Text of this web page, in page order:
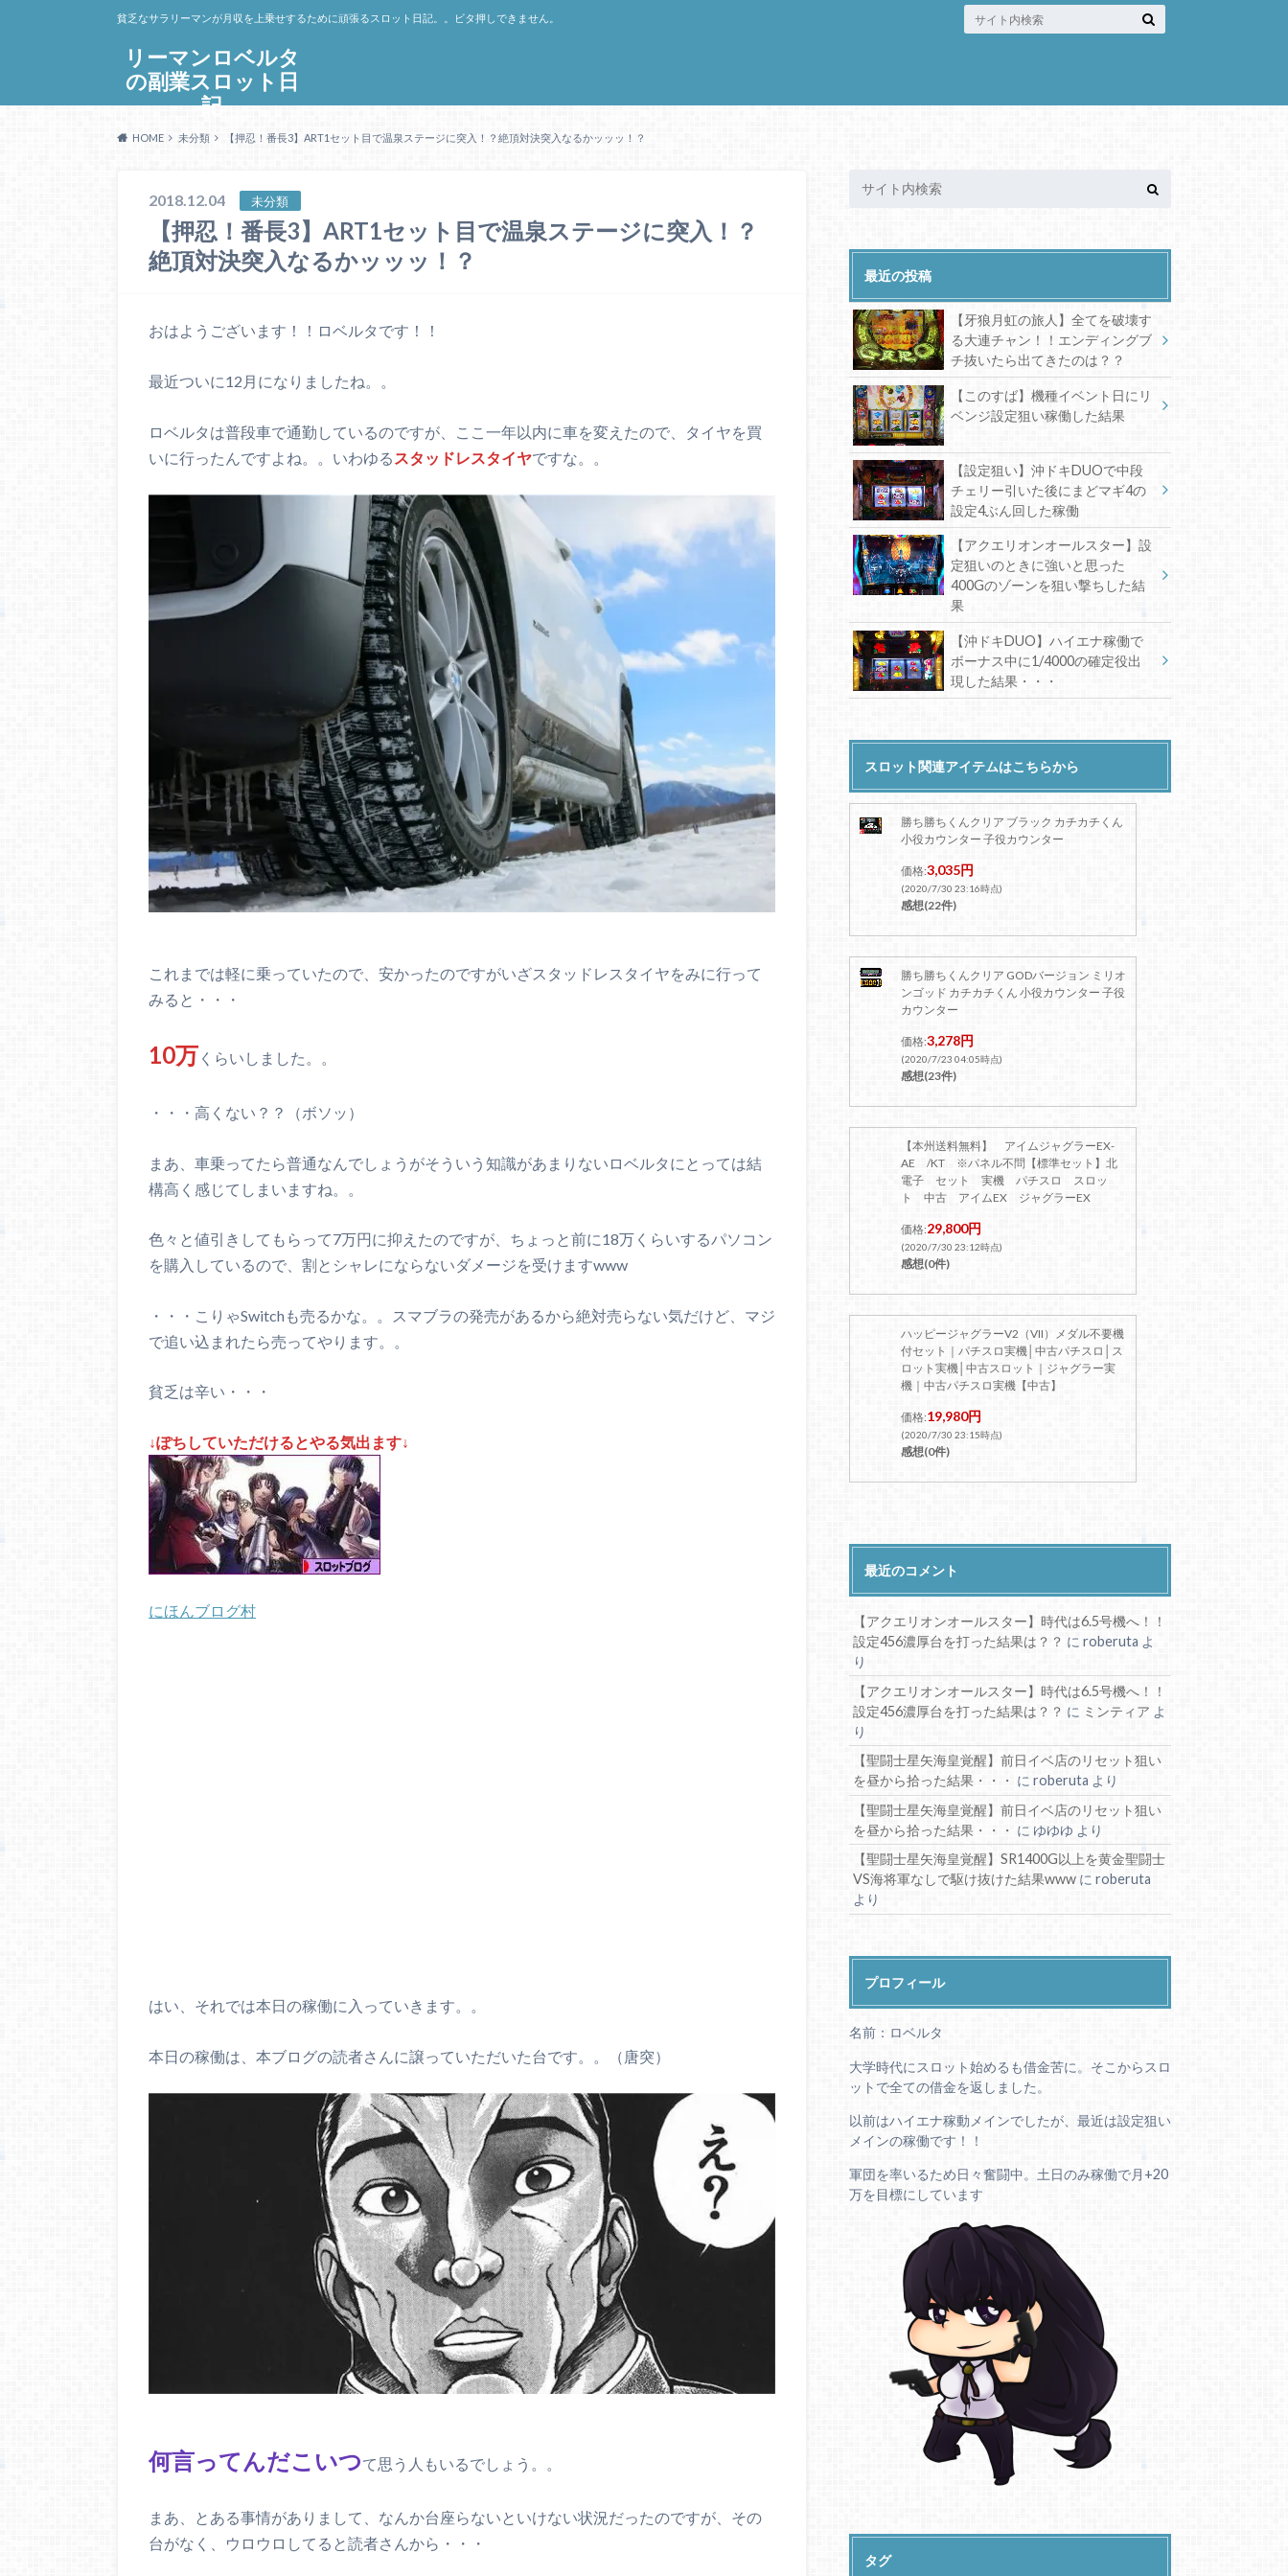
リーマンロベルタ
の副業スロット日
記
貧乏なサラリーマンが月収を上乗せするために頑張るスロット日記。。ビタ押しできません。
HOME 未分類 【押忍！番長3】ART1セット目で温泉ステージに突入！？絶頂対決突入なるかッッッ！？
2018.12.04 未分類
【押忍！番長3】ART1セット目で温泉ステージに突入！？
絶頂対決突入なるかッッッ！？
おはようございます！！ロベルタです！！
最近ついに12月になりましたね。。
ロベルタは普段車で通勤しているのですが、ここ一年以内に車を変えたので、タイヤを買
いに行ったんですよね。。いわゆる スタッドレスタイヤですな。。
これまでは軽に乗っていたので、安かったのですがいざスタッドレスタイヤをみに行って
みると・・・
10万 くらいしました。。
・・・高くない？？（ボソッ）
まあ、車乗ってたら普通なんでしょうがそういう知識があまりないロベルタにとっては結
構高く感じてしまいますね。。
色々と値引きしてもらって7万円に抑えたのですが、ちょっと前に18万くらいするパソコン
を購入しているので、割とシャレにならないダメージを受けますwww
・・・こりゃSwitchも売るかな。。スマブラの発売があるから絶対売らない気だけど、マジ
で追い込まれたら売ってやります。。
貧乏は辛い・・・
↓ぽちしていただけるとやる気出ます↓
にほんブログ村
はい、それでは本日の稼働に入っていきます。。
本日の稼働は、本ブログの読者さんに譲っていただいた台です。。（唐突）
何言ってんだこいつて思う人もいるでしょう。。
まあ、とある事情がありまして、なんか台座らないといけない状況だったのですが、その
台がなく、ウロウロしてると読者さんから・・・
最近の投稿
【牙狼月虹の旅人】全てを破壊す
る大連チャン！！エンディングブ
チ抜いたら出てきたのは？？
【このすば】機種イベント日にリ
ベンジ設定狙い稼働した結果
【設定狙い】沖ドキDUOで中段
チェリー引いた後にまどマギ4の
設定4ぶん回した稼働
【アクエリオンオールスター】設
定狙いのときに強いと思った
400Gのゾーンを狙い撃ちした結
果
【沖ドキDUO】ハイエナ稼働で
ボーナス中に1/4000の確定役出
現した結果・・・
スロット関連アイテムはこちらから
勝ち勝ちくんクリア ブラック カチカチくん
小役カウンター 子役カウンター
価格:3,035円
(2020/7/30 23:16時点)
感想(22件)
勝ち勝ちくんクリア GODバージョン ミリオ
ンゴッド カチカチくん 小役カウンター 子役
カウンター
価格:3,278円
(2020/7/23 04:05時点)
感想(23件)
【本州送料無料】 アイムジャグラーEX-
AE /KT ※パネル不問【標準セット】北
電子 セット 実機 パチスロ スロッ
ト 中古 アイムEX ジャグラーEX
価格:29,800円
(2020/7/30 23:12時点)
感想(0件)
ハッピージャグラーV2（VII）メダル不要機
付セット｜パチスロ実機│中古パチスロ│ス
ロット実機│中古スロット｜ジャグラー実
機｜中古パチスロ実機【中古】
価格:19,980円
(2020/7/30 23:15時点)
感想(0件)
最近のコメント
【アクエリオンオールスター】時代は6.5号機へ！！
設定456濃厚台を打った結果は？？ にroberuta よ
り
【アクエリオンオールスター】時代は6.5号機へ！！
設定456濃厚台を打った結果は？？ に ミンティア よ
り
【聖闘士星矢海皇覚醒】前日イベ店のリセット狙い
を昼から拾った結果・・・ にroberuta より
【聖闘士星矢海皇覚醒】前日イベ店のリセット狙い
を昼から拾った結果・・・ に ゆゆゆ より
【聖闘士星矢海皇覚醒】SR1400G以上を黄金聖闘士
VS海将軍なしで駆け抜けた結果www にroberuta
より
プロフィール
名前：ロベルタ
大学時代にスロット始めるも借金苦に。そこからスロ
ットで全ての借金を返しました。
以前はハイエナ稼動メインでしたが、最近は設定狙い
メインの稼働です！！
軍団を率いるため日々奮闘中。土日のみ稼働で月+20
万を目標にしています
タグ